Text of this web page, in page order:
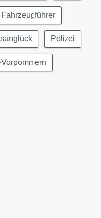
Fahrzeugführer
Polizei